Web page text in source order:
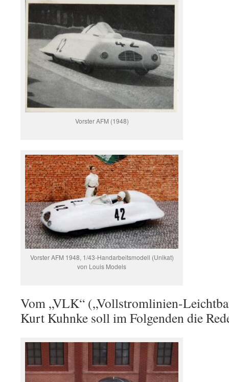
Vorster AFM (1948)
Vorster AFM 1948, 1/43-Handarbeitsmodell (Unikat)
von Louis Models
Vom „VLK“ („Vollstromlinien-
Kurt Kuhnke soll im Folgenden die